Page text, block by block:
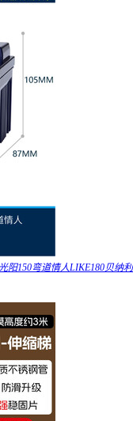
阳150弯道情人LIKE180贝纳利